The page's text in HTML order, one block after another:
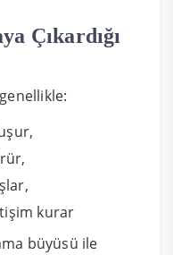
Çıkardığı
kurar
büyüsü ile